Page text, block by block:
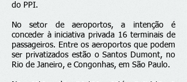
do PPI.
No setor de aeroportos, a intenção é
conceder à iniciativa privada 16 terminais de
passageiros. Entre os aeroportos que podem
ser privatizados estão o Santos Dumont, no
Rio de Janeiro, e Congonhas, em São Paulo.